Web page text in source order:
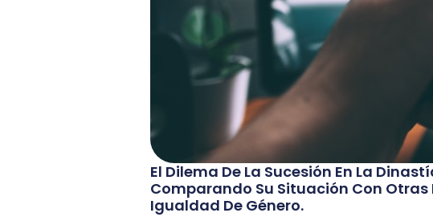
El Dilema De La Sucesión En La
Comparando Su Situación Con Otras
Igualdad De Género.